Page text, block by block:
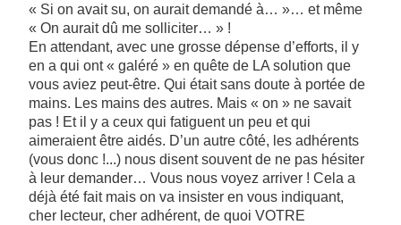
« Si on avait su, on aurait demandé à… »… et même
« On aurait dû me solliciter… » !
En attendant, avec une grosse dépense d’efforts, il y
en a qui ont « galéré » en quête de LA solution que
vous aviez peut-être. Qui était sans doute à portée de
mains. Les mains des autres. Mais « on » ne savait
pas ! Et il y a ceux qui fatiguent un peu et qui
aimeraient être aidés. D’un autre côté, les adhérents
(vous donc !...) nous disent souvent de ne pas hésiter
à leur demander… Vous nous voyez arriver ! Cela a
déjà été fait mais on va insister en vous indiquant,
cher lecteur, cher adhérent, de quoi VOTRE